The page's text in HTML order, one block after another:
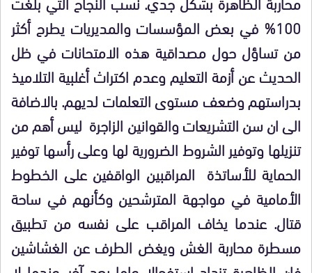
100% في بعض المؤسسات والمديريات يطرح أكثر
من تساؤل حول مصداقية هذه الامتحانات في ظل
الحديث عن أزمة التعليم وعدم اكتراث أغلبية التلاميذ
بدراستهم وضعف مستوى التعلمات لديهم. بالاضافة
الى ان سن التشريعات والقوانين الزاجرة ليس أهم من
تنزيلها وتوفير الشروط الضرورية لها وعلى رأسها توفير
الحماية للأساتذة المراقبين الواقفين على الخطوط
الأمامية في مواجهة المترشحين وكأنهم في ساحة
قتال. عندما يخاف المراقب على نفسه من تطبيق
مسطرة محاربة الغش ويغض الطرف عن الغشاشين